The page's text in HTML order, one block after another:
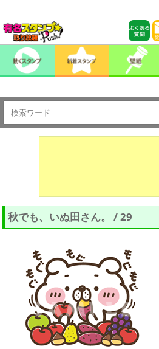
秋でも、いぬ田さん。 / 29